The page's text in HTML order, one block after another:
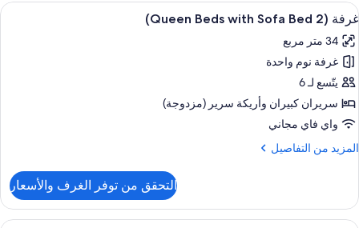
سرير
ملكي
مع
أريكة
سرير
استعراض
جميع
صور
غرفة
(2
Queen
Beds
with
Sofa
خزنة داخل الغرفة ومكتب ومساحة عمل
6
غرفة (2 Queen Beds with Sofa Bed)
34 متر مربع
غرفة نوم واحدة
يتّسع لـ 6
سريران كبيران‫‬ وأريكة سرير (مزدوجة)
واي فاي مجاني
المزيد من التفاصيل
المزيد
غرفة
(2
التحقق من توفر الغرف والأسعار